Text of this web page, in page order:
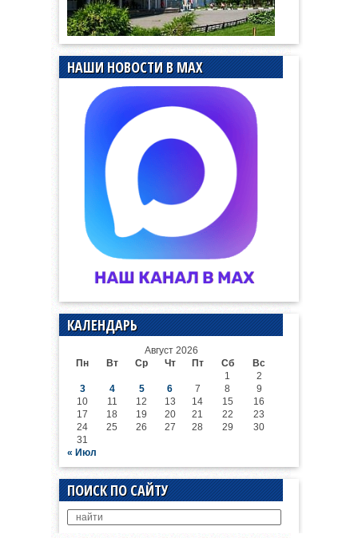
НАШИ НОВОСТИ В MAX
КАЛЕНДАРЬ
Август 2026
Пн
Вт Ср Чт Пт Сб
Вс
1
2
3
4 5 6 7 8
9
10
11 12 13 14 15
16
17
18 19 20 21 22
23
24
25 26 27 28 29
30
31
« Июл
ПОИСК ПО САЙТУ